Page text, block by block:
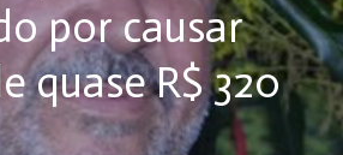
por causar
quase R$ 320